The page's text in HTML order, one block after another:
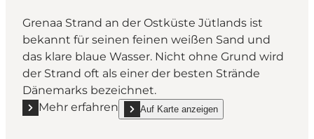
Grenaa Strand an der Ostküste Jütlands ist
bekannt für seinen feinen weißen Sand und
das klare blaue Wasser. Nicht ohne Grund wird
der Strand oft als einer der besten Strände
Dänemarks bezeichnet.
Mehr erfahren
Mehr erfahren "Grenaa Strand"
Auf Karte anzeigen
show Grenaa Strand on_map